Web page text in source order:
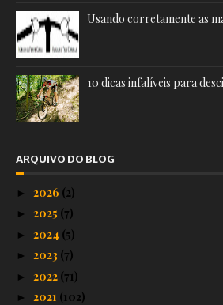
Usando corretamente as
10 dicas infalíveis para
ARQUIVO DO BLOG
► 2026 (2)
► 2025 (7)
► 2024 (5)
► 2023 (7)
► 2022 (71)
► 2021 (102)